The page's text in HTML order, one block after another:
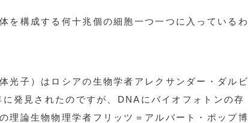
を構成する何十兆個の細胞一つ一つに入っているわ
光子）はロシアの生物学者アレクサンダー・ダルビ
発見されたのですが、DNAにバイオフォトンの存
理論生物物理学者フリッツ＝アルバート・ポップ博